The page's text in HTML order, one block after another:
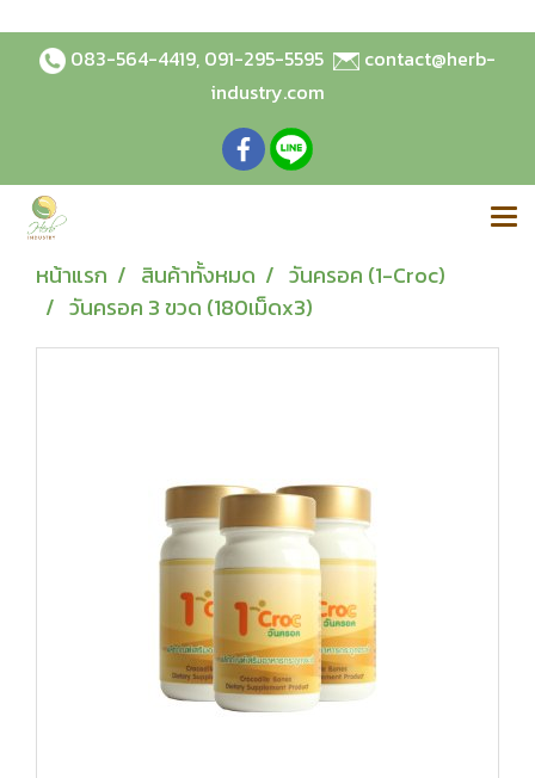
083-564-4419, 091-295-5595
contact@herb-
industry.com
หน้าแรก สินค้าทั้งหมด
วันครอค (1-Croc)
วันครอค 3 ขวด (180เม็ดx3)